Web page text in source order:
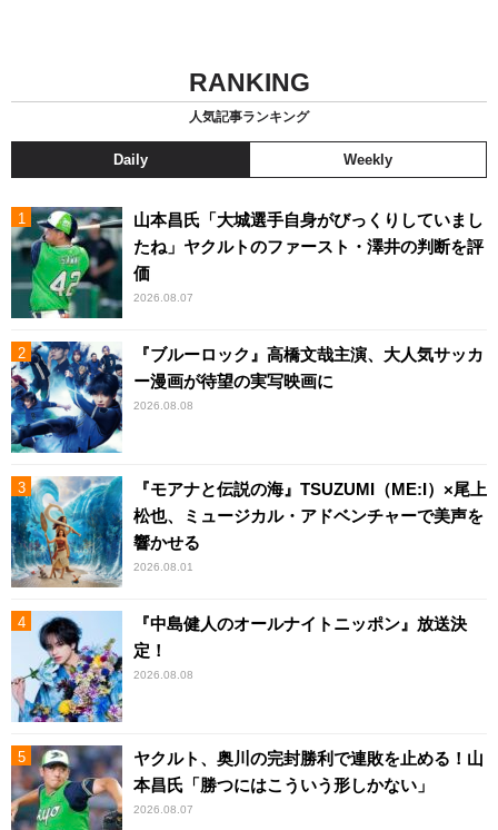
RANKING
人気記事ランキング
Daily Weekly
山本昌氏「大城選手自身がびっくりしていまし
たね」ヤクルトのファースト・澤井の判断を評
価
2026.08.07
『ブルーロック』高橋文哉主演、大人気サッカ
ー漫画が待望の実写映画に
2026.08.08
『モアナと伝説の海』TSUZUMI（ME:I）×尾上
松也、ミュージカル・アドベンチャーで美声を
響かせる
2026.08.01
『中島健人のオールナイトニッポン』放送決
定！
2026.08.08
ヤクルト、奥川の完封勝利で連敗を止める！山
本昌氏「勝つにはこういう形しかない」
2026.08.07